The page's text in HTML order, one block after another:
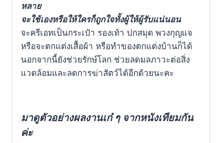
หลาย
จะใช้เองหรือให้ใครก็ถูกใจทั้งผู้ให้ผู้รับแน่นอน
จะครีเอทเป็นกระเป๋า รองเท้า ปกสมุด พวงกุญแจ
หรือจะตกแต่งเสื้อผ้า หรือทำของตกแต่งบ้านก็ได้
นอกจากนี้ยังช่วยรักษ์โลก ช่วยลดมลภาวะต่อสิ่ง
แวดล้อมและลดการฆ่าสัตว์ได้อีกด้วยนะคะ
มาดูตัวอย่างผลงานเก๋ ๆ จากหนังเทียมกัน
ค่ะ